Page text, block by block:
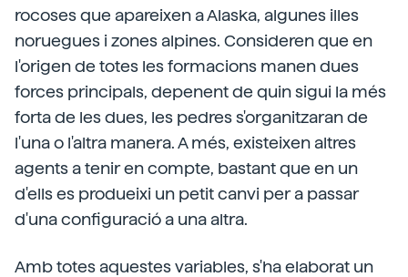
rocoses que apareixen a Alaska, algunes illes
noruegues i zones alpines. Consideren que en
l'origen de totes les formacions manen dues
forces principals, depenent de quin sigui la més
forta de les dues, les pedres s'organitzaran de
l'una o l'altra manera. A més, existeixen altres
agents a tenir en compte, bastant que en un
d'ells es produeixi un petit canvi per a passar
d'una configuració a una altra.
Amb totes aquestes variables, s'ha elaborat un